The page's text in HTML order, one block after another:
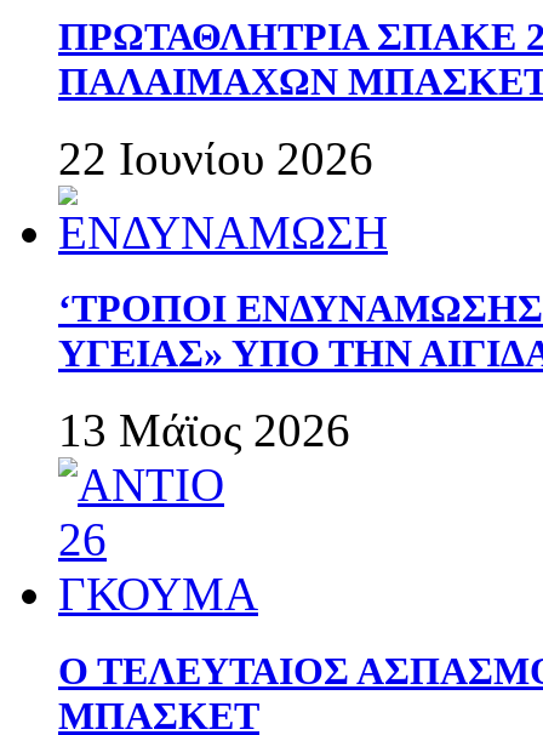
ΠΡΩΤΑΘΛΗΤΡΙΑ ΣΠΑΚΕ
ΠΑΛΑΙΜΑΧΩΝ
22 Ιουνίου 2026
‘ΤΡΟΠΟΙ
ΥΓΕΙΑΣ» ΥΠΟ ΤΗΝ
13 Μάϊος 2026
Ο ΤΕΛΕΥΤΑΙΟΣ
ΜΠΑΣΚΕΤ